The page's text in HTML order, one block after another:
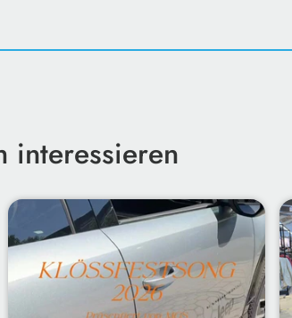
interessieren